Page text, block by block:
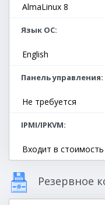
AlmaLinux 8
Язык ОС
English
Панель управления
Не требуется
IPMI/IPKVM
Входит в стоимость
Резервное